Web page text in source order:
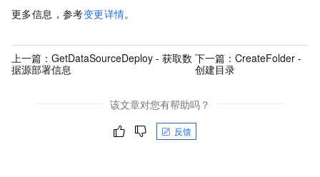
更多信息，参考变更详情。
上一篇： GetDataSourceDeploy - 获取数
据源部署信息
下一篇： CreateFolder -
创建目录
该文章对您有帮助吗？
反馈